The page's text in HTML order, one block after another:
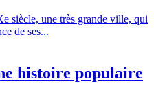
siècle, une très grande ville, qui
de ses...
histoire populaire